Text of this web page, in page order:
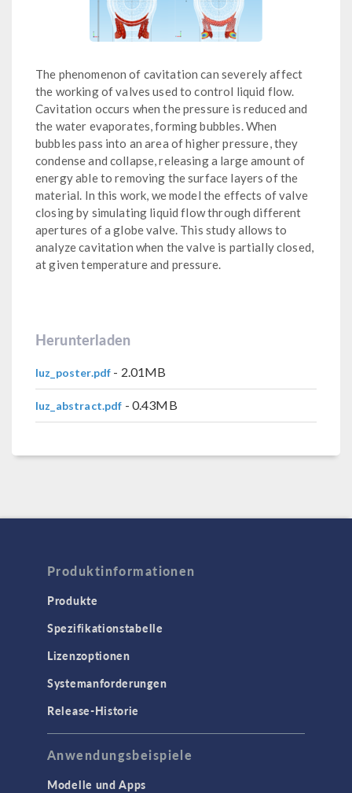
The phenomenon of cavitation can severely affect
the working of valves used to control liquid flow.
Cavitation occurs when the pressure is reduced and
the water evaporates, forming bubbles. When
bubbles pass into an area of higher pressure, they
condense and collapse, releasing a large amount of
energy able to removing the surface layers of the
material. In this work, we model the effects of valve
closing by simulating liquid flow through different
apertures of a globe valve. This study allows to
analyze cavitation when the valve is partially closed,
at given temperature and pressure.
Herunterladen
luz_poster.pdf - 2.01MB
luz_abstract.pdf - 0.43MB
Produktinformationen
Produkte
Spezifikationstabelle
Lizenzoptionen
Systemanforderungen
Release-Historie
Anwendungsbeispiele
Modelle und Apps